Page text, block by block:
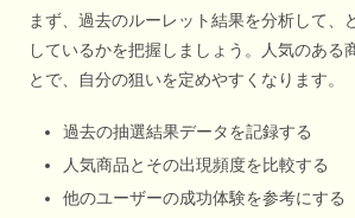
まず、過去のルーレット結果を分析して、
しているかを把握しましょう。人気のある
とで、自分の狙いを定めやすくなります。
過去の抽選結果データを記録する
人気商品とその出現頻度を比較する
他のユーザーの成功体験を参考にする